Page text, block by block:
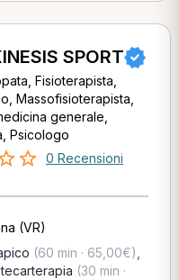
SPORT
Fisioterapista,
Massofisioterapista,
generale,
Psicologo
0 Recensioni
(VR)
(60 min · 65,00€)
,tecarterapia (30 min ·